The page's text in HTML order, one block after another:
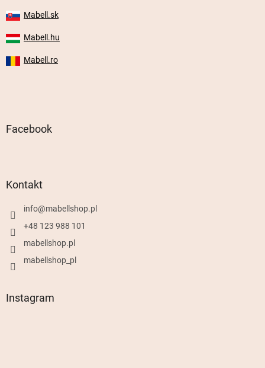
Mabell.sk
Mabell.hu
Mabell.ro
Facebook
Kontakt
info@mabellshop.pl
+48 123 988 101
mabellshop.pl
mabellshop_pl
Instagram